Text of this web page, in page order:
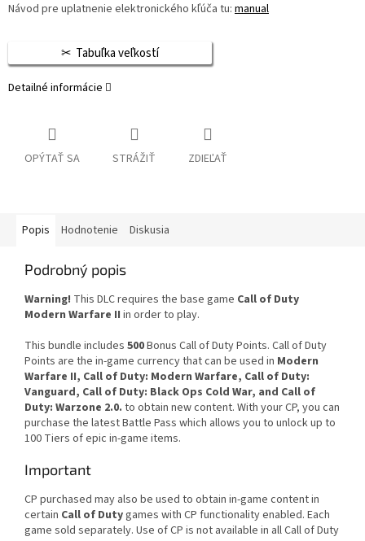
Návod pre uplatnenie elektronického kľúča tu: manual
Tabuľka veľkostí
Detailné informácie
OPÝTAŤ SA STRÁŽIŤ ZDIEĽAŤ
Popis Hodnotenie Diskusia
Podrobný popis
Warning! This DLC requires the base game Call of Duty
Modern Warfare II in order to play.
This bundle includes 500Bonus Call of Duty Points. Call of Duty
Points are the in-game currency that can be used in Modern
Warfare II, Call of Duty: Modern Warfare, Call of Duty:
Vanguard, Call of Duty: Black Ops Cold War, and Call of
Duty: Warzone 2.0. to obtain new content. With your CP, you can
purchase the latest Battle Pass which allows you to unlock up to
100 Tiers of epic in-game items.
Important
CP purchased may also be used to obtain in-game content in
certain Call of Dutygames with CP functionality enabled. Each
game sold separately. Use of CP is not available in all Call of Duty